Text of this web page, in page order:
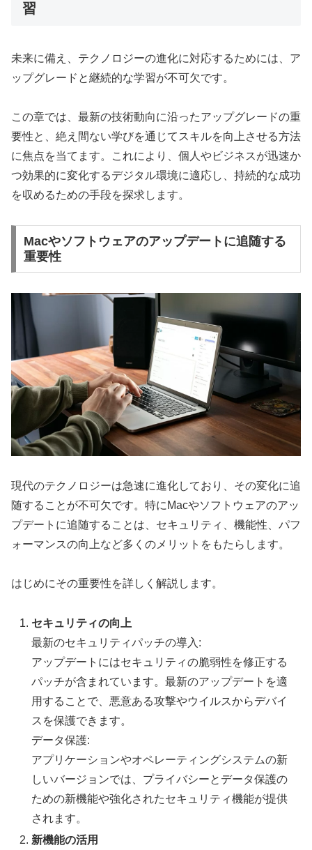
習
未来に備え、テクノロジーの進化に対応するためには、ア
ップグレードと継続的な学習が不可欠です。
この章では、最新の技術動向に沿ったアップグレードの重
要性と、絶え間ない学びを通じてスキルを向上させる方法
に焦点を当てます。これにより、個人やビジネスが迅速か
つ効果的に変化するデジタル環境に適応し、持続的な成功
を収めるための手段を探求します。
Macやソフトウェアのアップデートに追随する
重要性
現代のテクノロジーは急速に進化しており、その変化に追
随することが不可欠です。特にMacやソフトウェアのアッ
プデートに追随することは、セキュリティ、機能性、パフ
ォーマンスの向上など多くのメリットをもたらします。
はじめにその重要性を詳しく解説します。
セキュリティの向上
最新のセキュリティパッチの導入:
アップデートにはセキュリティの脆弱性を修正する
パッチが含まれています。最新のアップデートを適
用することで、悪意ある攻撃やウイルスからデバイ
スを保護できます。
データ保護:
アプリケーションやオペレーティングシステムの新
しいバージョンでは、プライバシーとデータ保護の
ための新機能や強化されたセキュリティ機能が提供
されます。
新機能の活用